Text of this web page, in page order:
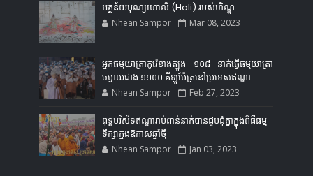
អត្ថន័យបុណ្យហោលី (Holi) របស់ហិណ្ឌូ
Nhean Sampor Mar 08, 2023
អ្នកធម្មយាត្រាកូរ៉េខាងត្បូង ១០៨ នាក់ធ្វើធម្មយាត្រា
ចម្ងាយជាង ១១០០ គីឡូម៉ែត្រនៅប្រទេសឥណ្ឌា
Nhean Sampor Feb 27, 2023
ពុទ្ធបរិស័ទឥណ្ឌារាប់ពាន់នាក់បានជួបជុំគ្នាក្នុងពិធីធម្ម
ទីក្សាក្នុងឱកាសឆ្នាំថ្មី
Nhean Sampor Jan 03, 2023